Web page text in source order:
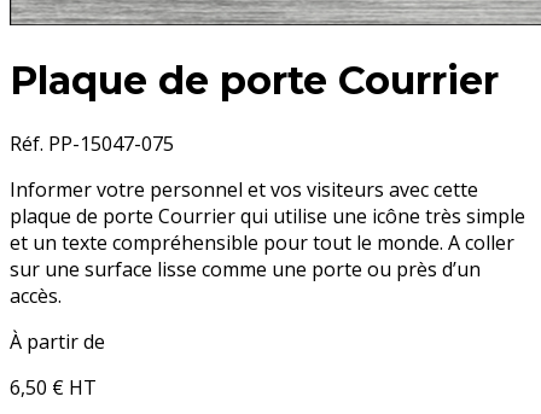
Plaque de porte Courrier
Réf. PP-15047-075
Informer votre personnel et vos visiteurs avec cette
plaque de porte Courrierqui utilise une icône très simple
et un texte compréhensible pour tout le monde. A coller
sur une surface lisse comme une porte ou près d’un
accès.
À partir de
6,50 € HT